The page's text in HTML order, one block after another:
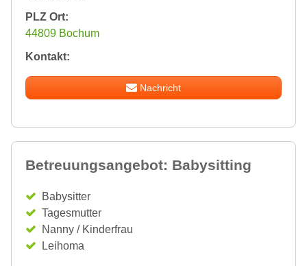
PLZ Ort:
44809 Bochum
Kontakt:
Nachricht
Betreuungsangebot: Babysitting
Babysitter
Tagesmutter
Nanny / Kinderfrau
Leihoma